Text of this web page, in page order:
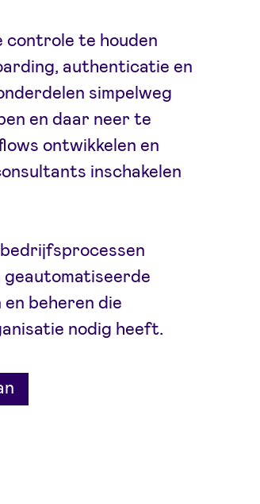
controle te houden
authenticatie en
simpelweg
en daar neer te
ontwikkelen en
inschakelen
beheren die
nodig heeft.